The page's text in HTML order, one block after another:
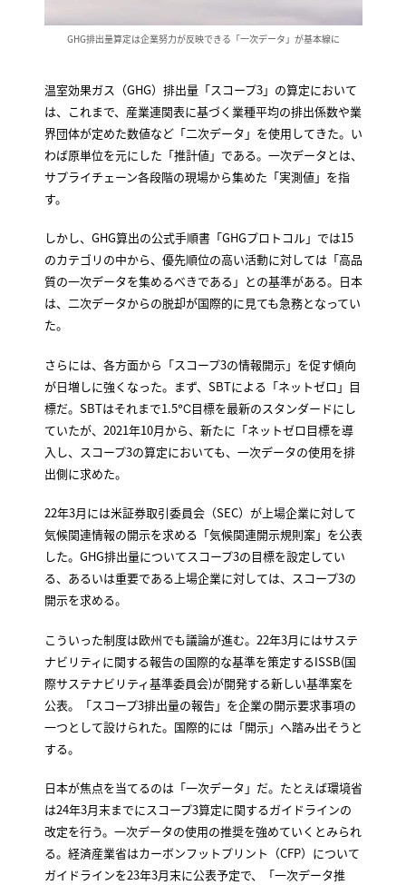
GHG排出量算定は企業努力が反映できる「一次データ」が基本線に
温室効果ガス（GHG）排出量「スコープ3」の算定において
は、これまで、産業連関表に基づく業種平均の排出係数や業
界団体が定めた数値など「二次データ」を使用してきた。い
わば原単位を元にした「推計値」である。一次データとは、
サプライチェーン各段階の現場から集めた「実測値」を指
す。
しかし、GHG算出の公式手順書「GHGプロトコル」では15
のカテゴリの中から、優先順位の高い活動に対しては「高品
質の一次データを集めるべきである」との基準がある。日本
は、二次データからの脱却が国際的に見ても急務となってい
た。
さらには、各方面から「スコープ3の情報開示」を促す傾向
が日増しに強くなった。まず、SBTによる「ネットゼロ」目
標だ。SBTはそれまで1.5℃目標を最新のスタンダードにし
ていたが、2021年10月から、新たに「ネットゼロ目標を導
入し、スコープ3の算定においても、一次データの使用を排
出側に求めた。
22年3月には米証券取引委員会（SEC）が上場企業に対して
気候関連情報の開示を求める「気候関連開示規則案」を公表
した。GHG排出量についてスコープ3の目標を設定してい
る、あるいは重要である上場企業に対しては、スコープ3の
開示を求める。
こういった制度は欧州でも議論が進む。22年3月にはサステ
ナビリティに関する報告の国際的な基準を策定するISSB(国
際サステナビリティ基準委員会)が開発する新しい基準案を
公表。「スコープ3排出量の報告」を企業の開示要求事項の
一つとして設けられた。国際的には「開示」へ踏み出そうと
する。
日本が焦点を当てるのは「一次データ」だ。たとえば環境省
は24年3月末までにスコープ3算定に関するガイドラインの
改定を行う。一次データの使用の推奨を強めていくとみられ
る。経済産業省はカーボンフットプリント（CFP）について
ガイドラインを23年3月末に公表予定で、「一次データ推